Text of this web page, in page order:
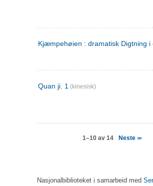
Kjæmpehøien : dramatisk Digtning i
Quan ji. 1 (kinesisk)
1–10 av 14 Neste>>
Nasjonalbiblioteket i samarbeid med